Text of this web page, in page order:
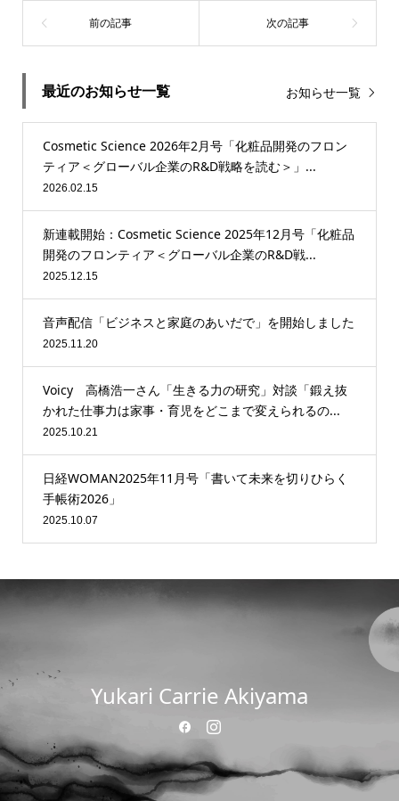
最近のお知らせ一覧 お知らせ一覧
Cosmetic Science 2026年2月号「化粧品開発のフロン
ティア＜グローバル企業のR&D戦略を読む＞」...
2026.02.15
新連載開始：Cosmetic Science 2025年12月号「化粧品
開発のフロンティア＜グローバル企業のR&D戦...
2025.12.15
音声配信「ビジネスと家庭のあいだで」を開始しました
2025.11.20
Voicy 高橋浩一さん「生きる力の研究」対談「鍛え抜
かれた仕事力は家事・育児をどこまで変えられるの...
2025.10.21
日経WOMAN2025年11月号「書いて未来を切りひらく
手帳術2026」
2025.10.07
Yukari Carrie Akiyama